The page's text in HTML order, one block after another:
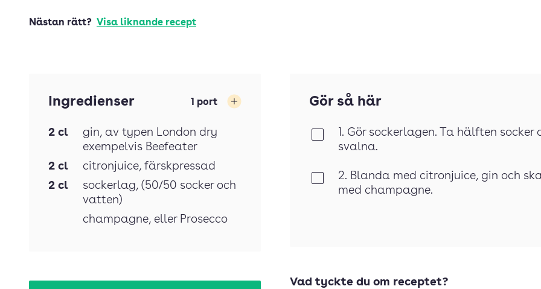
Nästan rätt? Visa liknande recept
Ingredienser 1 port
2 cl gin, av typen London dry
exempelvis Beefeater
2 cl citronjuice, färskpressad
2 cl sockerlag, (50/50 socker och
vatten)
champagne, eller Prosecco
Gör så här
1. Gör sockerlagen. Ta hälften
svalna.
2. Blanda med citronjuice, gin och
med champagne.
Vad tyckte du om receptet?